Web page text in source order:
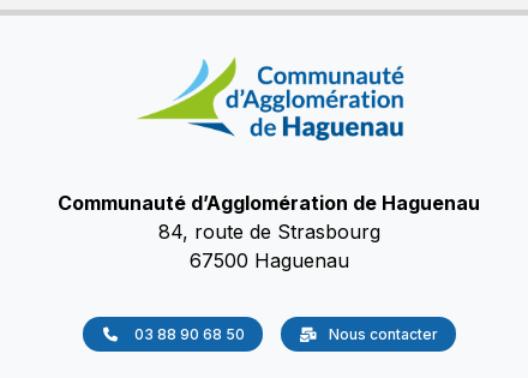
Communauté d’Agglomération de Haguenau
84, route de Strasbourg
67500 Haguenau
03 88 90 68 50 Nous contacter